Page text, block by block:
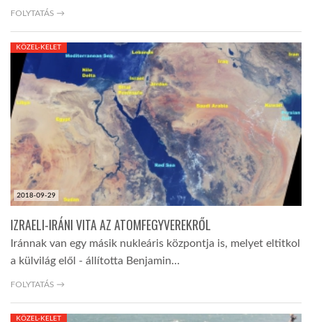
FOLYTATÁS →
2018-09-29
KÖZEL-KELET
IZRAELI-IRÁNI VITA AZ ATOMFEGYVEREKRŐL
Iránnak van egy másik nukleáris központja is, melyet eltitkol
a külvilág elől - állította Benjamin…
FOLYTATÁS →
KÖZEL-KELET